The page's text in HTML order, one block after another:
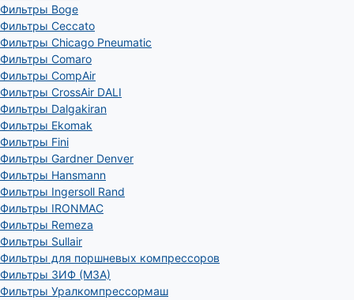
Фильтры Boge
Фильтры Ceccato
Фильтры Chicago Pneumatic
Фильтры Comaro
Фильтры CompAir
Фильтры CrossAir DALI
Фильтры Dalgakiran
Фильтры Ekomak
Фильтры Fini
Фильтры Gardner Denver
Фильтры Hansmann
Фильтры Ingersoll Rand
Фильтры IRONMAC
Фильтры Remeza
Фильтры Sullair
Фильтры для поршневых компрессоров
Фильтры ЗИФ (МЗА)
Фильтры Уралкомпрессормаш